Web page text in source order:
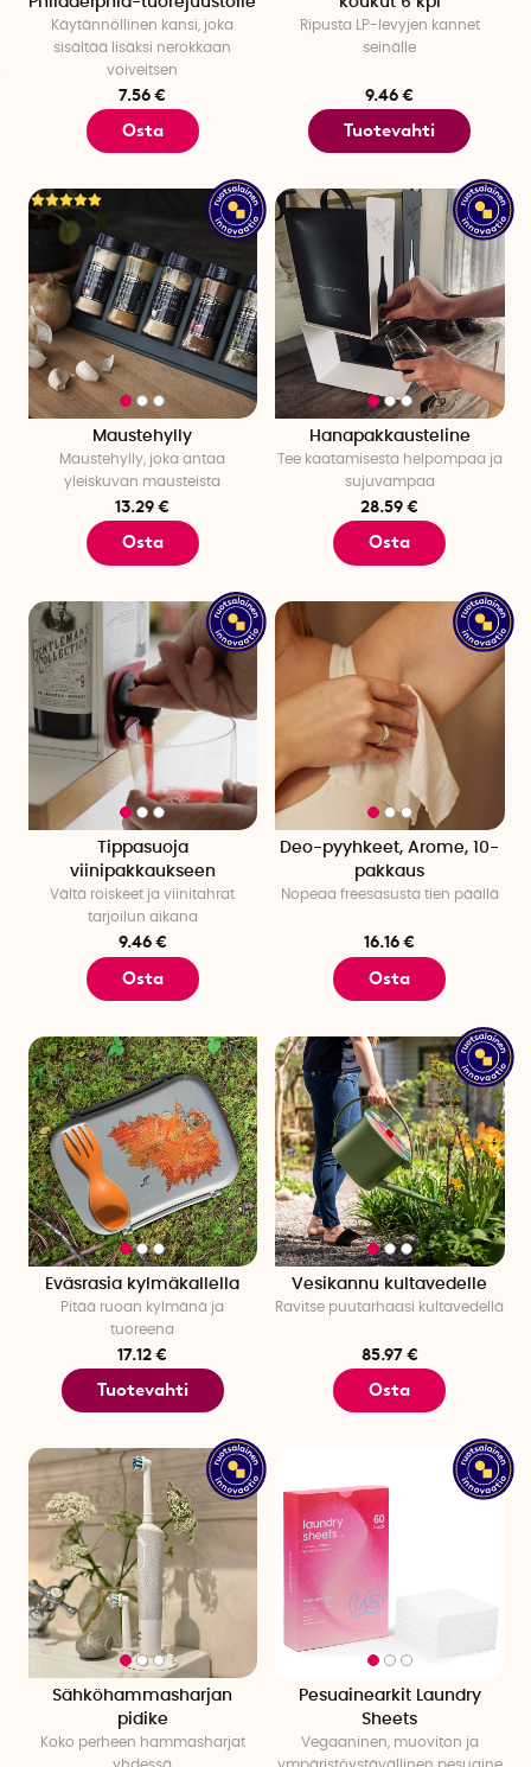
Käytännöllinen kansi , joka
sisältää lisäksi nerokkaan
voiveitsen
7.56 €
Osta
Ripusta LP-levyjen kannet
seinälle
9.46 €
Tuotevahti
Maustehylly
Maustehylly, joka antaa
yleiskuvan mausteista
13.29 €
Osta
Hanapakkausteline
Tee kaatamisesta helpompaa ja
sujuvampaa
28.59 €
Osta
Tippasuoja
viinipakkaukseen
Vältä roiskeet ja viinitahrat
tarjoilun aikana
9.46 €
Osta
Deo-pyyhkeet, Arome, 10-
pakkaus
Nopeaa freesasusta tien päällä
16.16 €
Osta
Eväsrasia kylmäkallella
Pitää ruoan kylmänä ja
tuoreena
17.12 €
Tuotevahti
Vesikannu kultavedelle
Ravitse puutarhaasi kultavedellä
85.97 €
Osta
Sähköhammasharjan
pidike
Koko perheen hammasharjat
Pesuainearkit Laundry
Sheets
Vegaaninen, muoviton ja